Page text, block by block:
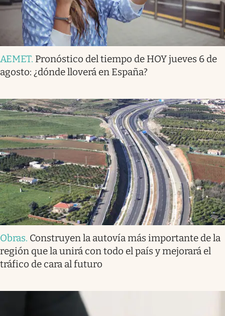
AEMET. Pronóstico del tiempo de HOY jueves 6 de
agosto: ¿dónde lloverá en España?
Obras. Construyen la autovía más importante de la
región que la unirá con todo el país y mejorará el
tráfico de cara al futuro